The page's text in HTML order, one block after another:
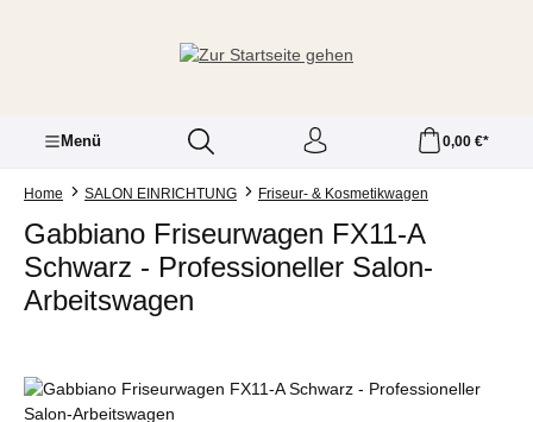
Menü 0,00 €*
Home SALON EINRICHTUNG Friseur- & Kosmetikwagen
Gabbiano Friseurwagen FX11-A
Schwarz - Professioneller Salon-
Arbeitswagen
Bildergalerie überspringen